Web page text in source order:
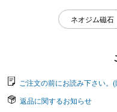
ネオジム磁石
ご注文の前にお読み下さい。
返品に関するお知らせ